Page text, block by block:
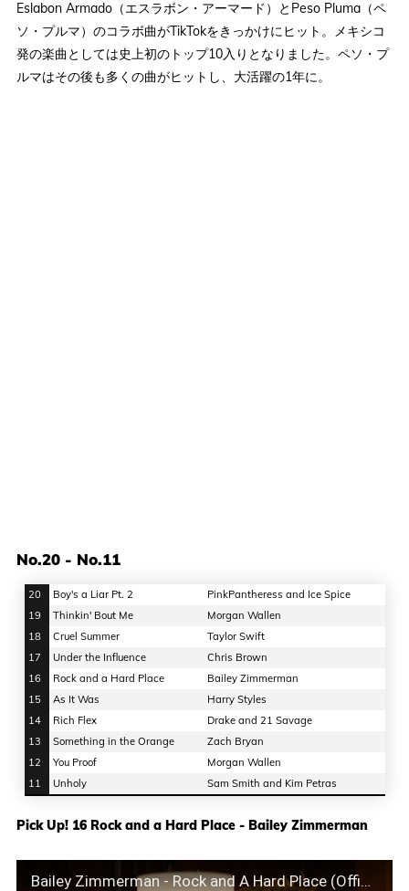
Eslabon Armado（エスラボン・アーマード）とPeso Pluma（ペ
ソ・プルマ）のコラボ曲がTikTokをきっかけにヒット。メキシコ
発の楽曲としては史上初のトップ10入りとなりました。ペソ・プ
ルマはその後も多くの曲がヒットし、大活躍の1年に。
No.20 - No.11
20 Boy's a Liar Pt. 2
PinkPantheress and Ice Spice
19
Thinkin' Bout Me
Morgan Wallen
18
Cruel Summer
Taylor Swift
17
Under the Influence
Chris Brown
16
Rock and a Hard Place
Bailey Zimmerman
15
As It Was
Harry Styles
14
Rich Flex
Drake and 21 Savage
13
Something in the Orange
Zach Bryan
12
You Proof
Morgan Wallen
11
Unholy Sam Smith and Kim Petras
Pick Up! 16 Rock and a Hard Place - Bailey Zimmerman
Bailey Zimmerman - Rock and A Hard Place (Official Music Video)